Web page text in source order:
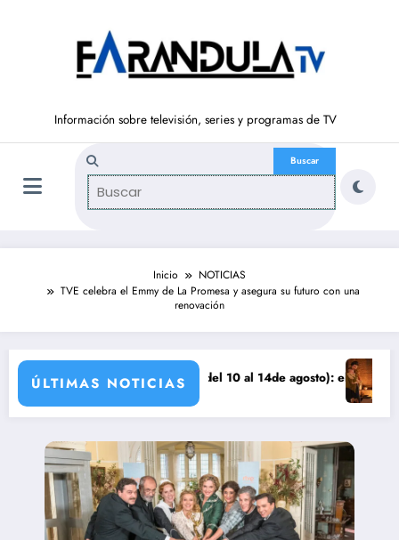
Información sobre televisión, series y programas de TV
Inicio
NOTICIAS
TVE celebra el Emmy de La Promesa y asegura su futuro con una
renovación
ÚLTIMAS NOTICIAS
DE LIBERTAD’ (del 10 al 14de agosto): el secreto de Tasio
Avance